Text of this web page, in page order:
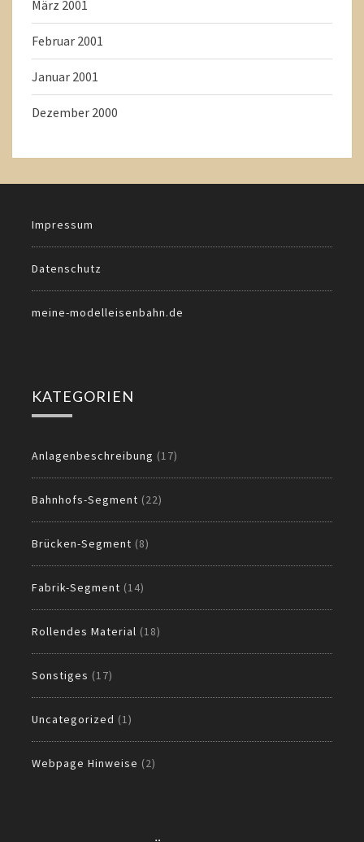
März 2001
Februar 2001
Januar 2001
Dezember 2000
Impressum
Datenschutz
meine-modelleisenbahn.de
KATEGORIEN
Anlagenbeschreibung (17)
Bahnhofs-Segment (22)
Brücken-Segment (8)
Fabrik-Segment (14)
Rollendes Material (18)
Sonstiges (17)
Uncategorized (1)
Webpage Hinweise (2)